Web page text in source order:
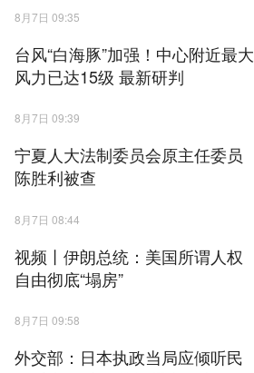
8月7日 09:35
台风“白海豚”加强！中心附近最大
风力已达15级 最新研判
8月7日 09:39
宁夏人大法制委员会原主任委员
陈胜利被查
8月7日 08:44
视频丨伊朗总统：美国所谓人权
自由彻底“塌房”
8月7日 09:58
外交部：日本执政当局应倾听民